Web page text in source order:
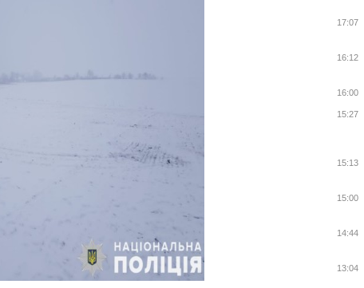
17:07
16:12
16:00
15:27
15:13
15:00
14:44
13:04